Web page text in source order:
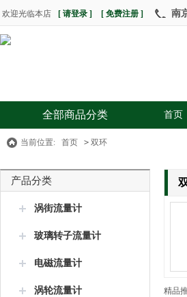
欢迎光临本店 [ 请登录 ] [ 免费注册 ] 南
全部商品分类 首页
当前位置: 首页 > 双环
产品分类
涡街流量计
玻璃转子流量计
电磁流量计
涡轮流量计 精品